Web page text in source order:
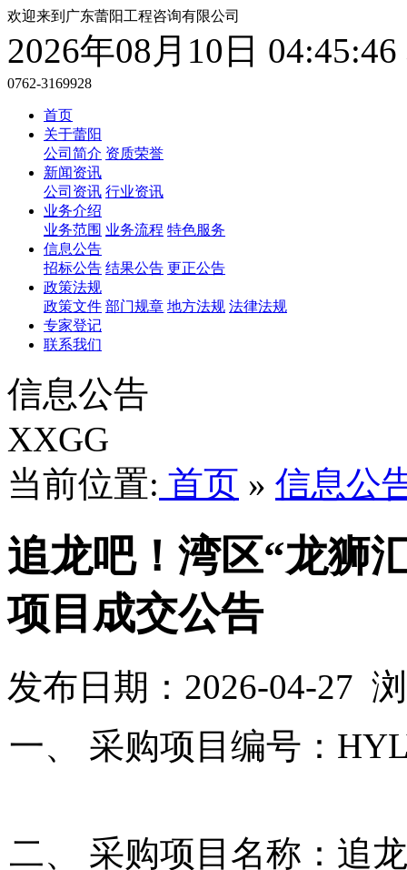
欢迎来到广东蕾阳工程咨询有限公司
2026年08月10日
0762-3169928
首页
关于蕾阳
公司简介 资质荣誉
新闻资讯
公司资讯 行业资讯
业务介绍
业务范围 业务流程 特色服务
信息公告
招标公告 结果公告 更正公告
政策法规
政策文件 部门规章 地方法规 法律法规
专家登记
联系我们
信息公告
XXGG
当前位置: 首页 » 信息公
追龙吧！湾区“龙狮
项目成交公告
发布日期：2026-04-27
一、 采购项目编号：
二、 采购项目名称： 追